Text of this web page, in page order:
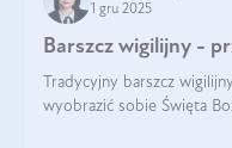
1 gru 2025
Barszcz wigilijny -
Tradycyjny barszcz
wyobrazić sobie Święta